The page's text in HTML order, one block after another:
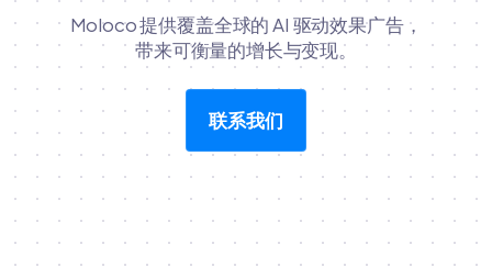
Moloco 提供覆盖全球的 AI 驱动效果广告，
带来可衡量的增长与变现。
联系我们